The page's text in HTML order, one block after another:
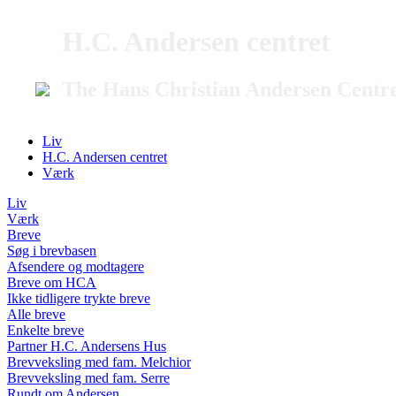
Liv
H.C. Andersen centret
Værk
Liv
Værk
Breve
Søg i brevbasen
Afsendere og modtagere
Breve om HCA
Ikke tidligere trykte breve
Alle breve
Enkelte breve
Partner H.C. Andersens Hus
Brevveksling med fam. Melchior
Brevveksling med fam. Serre